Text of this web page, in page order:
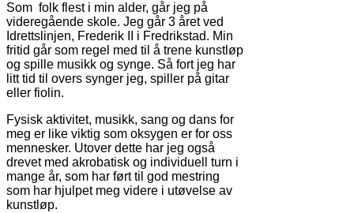
Som folk flest i min alder, går jeg på
videregående skole. Jeg går 3 året ved
Idrettslinjen, Frederik II i Fredrikstad. Min
fritid går som regel med til å trene kunstløp
og spille musikk og synge. Så fort jeg har
litt tid til overs synger jeg, spiller på gitar
eller fiolin.
Fysisk aktivitet, musikk, sang og dans for
meg er like viktig som oksygen er for oss
mennesker. Utover dette har jeg også
drevet med akrobatisk og individuell turn i
mange år, som har ført til god mestring
som har hjulpet meg videre i utøvelse av
kunstløp.